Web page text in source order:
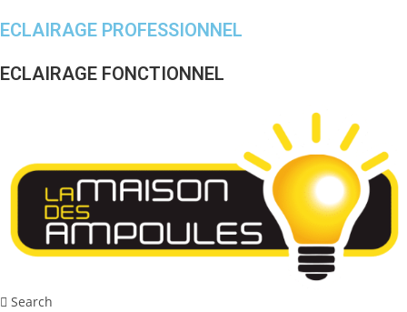
ECLAIRAGE PROFESSIONNEL
ECLAIRAGE FONCTIONNEL
Search